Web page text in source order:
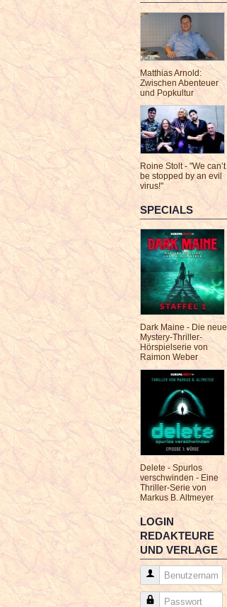
Matthias Arnold:
Zwischen Abenteuer
und Popkultur
Roine Stolt - "We can’t
be stopped by an evil
virus!"
SPECIALS
Dark Maine - Die neue
Mystery-Thriller-
Hörspielserie von
Raimon Weber
Delete - Spurlos
verschwinden - Eine
Thriller-Serie von
Markus B. Altmeyer
LOGIN
REDAKTEURE
UND VERLAGE
Benutzername
Passwort